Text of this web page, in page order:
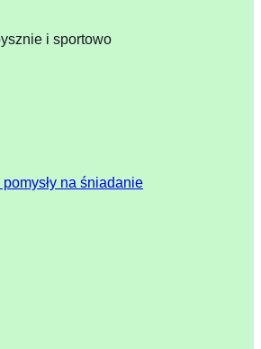
i sportowo
na śniadanie